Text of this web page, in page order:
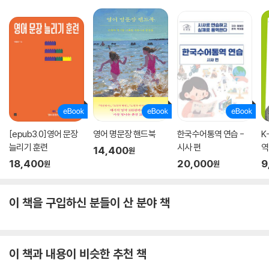
[epub3.0]영어 문장
늘리기 훈련
18,400원
영어 명문장 핸드북
14,400원
한국수어통역 연습 -
시사 편
20,000원
역
이 책을 구입하신 분들이 산 분야 책
이 책과 내용이 비슷한 추천 책